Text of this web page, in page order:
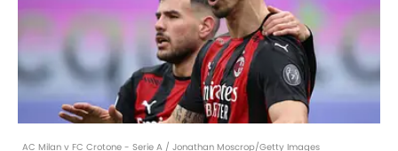
AC Milan v FC Crotone - Serie A / Jonathan Moscrop/Getty Images